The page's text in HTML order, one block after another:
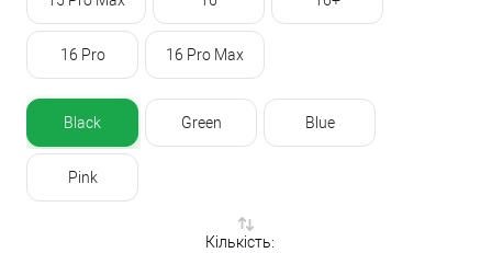
16 Pro 16 Pro Max
Black Green Blue
Pink
Кількість: